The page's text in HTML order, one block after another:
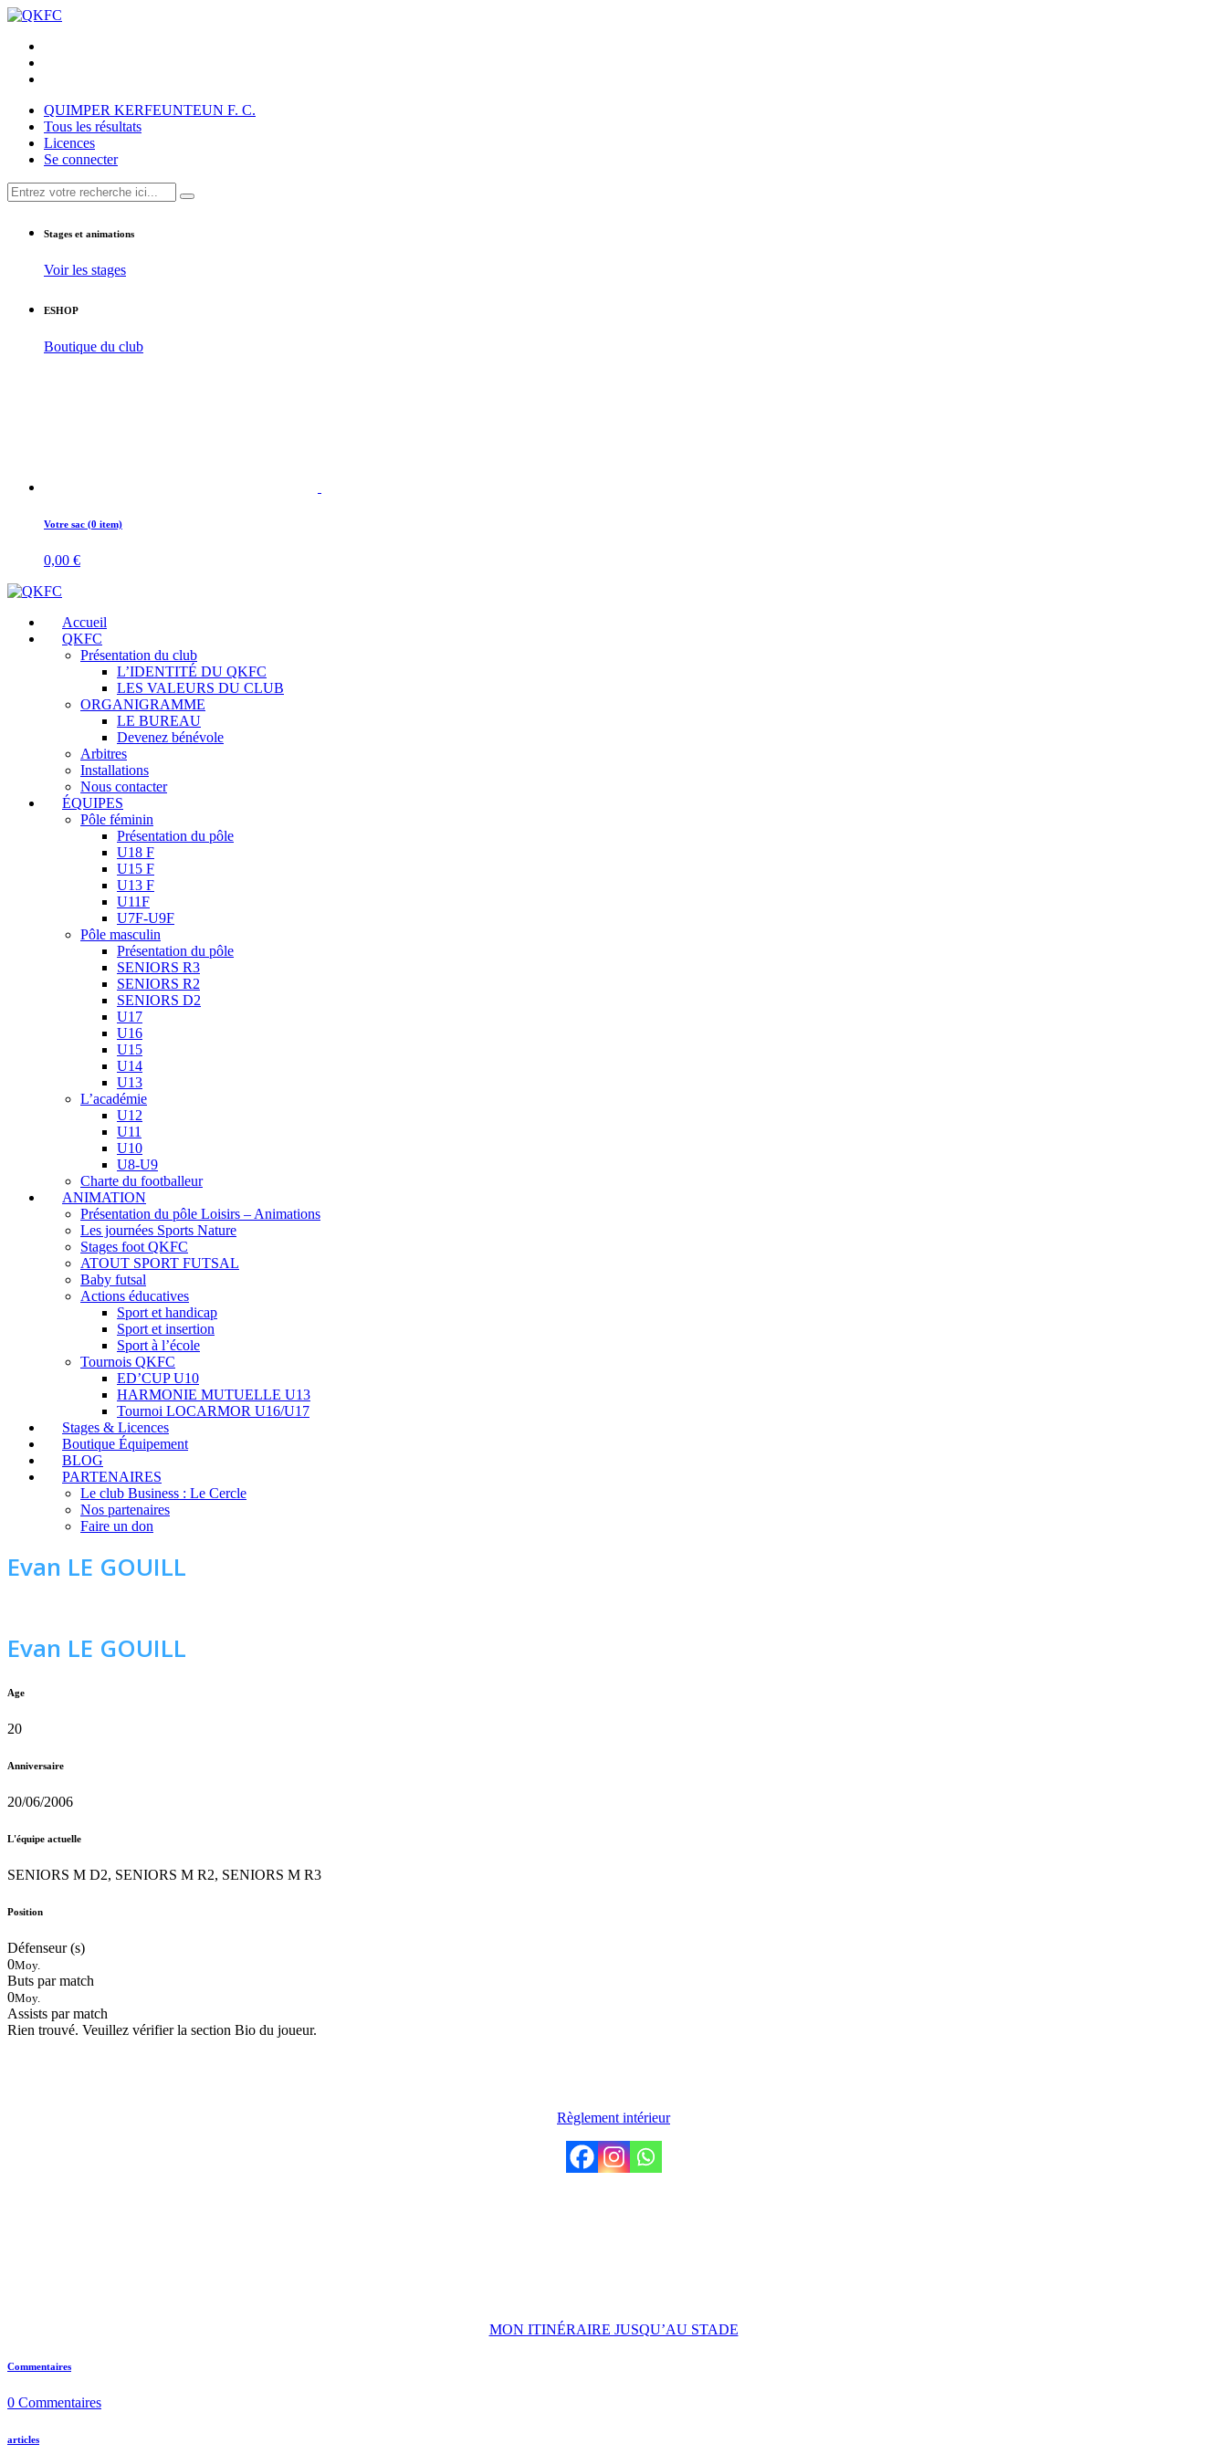
QUIMPER KERFEUNTEUN F. C.
Tous les résultats
Licences
Se connecter
Stages et animations
Voir les stages
ESHOP
Boutique du club
Votre sac (0 item)
0,00 €
Accueil
QKFC
Présentation du club
L’IDENTITÉ DU QKFC
LES VALEURS DU CLUB
ORGANIGRAMME
LE BUREAU
Devenez bénévole
Arbitres
Installations
Nous contacter
ÉQUIPES
Pôle féminin
Présentation du pôle
U18 F
U15 F
U13 F
U11F
U7F-U9F
Pôle masculin
Présentation du pôle
SENIORS R3
SENIORS R2
SENIORS D2
U17
U16
U15
U14
U13
L’académie
U12
U11
U10
U8-U9
Charte du footballeur
ANIMATION
Présentation du pôle Loisirs – Animations
Les journées Sports Nature
Stages foot QKFC
ATOUT SPORT FUTSAL
Baby futsal
Actions éducatives
Sport et handicap
Sport et insertion
Sport à l’école
Tournois QKFC
ED’CUP U10
HARMONIE MUTUELLE U13
Tournoi LOCARMOR U16/U17
Stages & Licences
Boutique Équipement
BLOG
PARTENAIRES
Le club Business : Le Cercle
Nos partenaires
Faire un don
Evan LE GOUILL
Evan LE GOUILL
Age
20
Anniversaire
20/06/2006
L'équipe actuelle
SENIORS M D2, SENIORS M R2, SENIORS M R3
Position
Défenseur (s)
0Moy.
Buts par match
0Moy.
Assists par match
Rien trouvé. Veuillez vérifier la section Bio du joueur.
Règlement intérieur
MON ITINÉRAIRE JUSQU’AU STADE
Commentaires
0 Commentaires
articles